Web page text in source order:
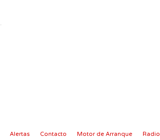
Alertas Contacto Motor de Arranque Radio